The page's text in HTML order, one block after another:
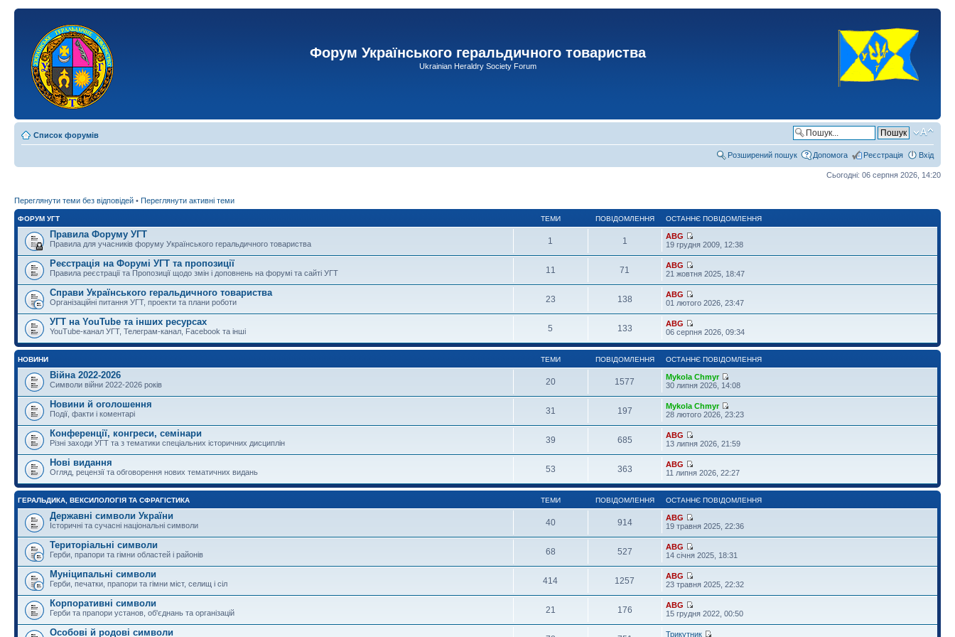
Форум Українського геральдичного товариства
Ukrainian Heraldry Society Forum
Список форумів
Розширений пошук Допомога Реєстрація Вхід
Сьогодні: 06 серпня 2026, 14:20
Переглянути теми без відповідей • Переглянути активні теми
ФОРУМ УГТ ТЕМИ ПОВІДОМЛЕННЯ ОСТАННЄ ПОВІДОМЛЕННЯ
Правила Форуму УГТ
Правила для учасників форуму Українського геральдичного товариства 1 1
ABG
19 грудня 2009, 12:38
Реєстрація на Форумі УГТ та пропозиції
Правила реєстрації та Пропозиції щодо змін і доповнень на форумі та сайті УГТ 11 71
ABG
21 жовтня 2025, 18:47
Справи Українського геральдичного товариства
Організаційні питання УГТ, проекти та плани роботи 23 138
ABG
01 лютого 2026, 23:47
УГТ на YouTube та інших ресурсах
YouTube-канал УГТ, Телеграм-канал, Facebook та інші 5 133
ABG
06 серпня 2026, 09:34
НОВИНИ ТЕМИ ПОВІДОМЛЕННЯ ОСТАННЄ ПОВІДОМЛЕННЯ
Війна 2022-2026
Символи війни 2022-2026 років 20 1577
Mykola Chmyr
30 липня 2026, 14:08
Новини й оголошення
Події, факти і коментарі 31 197
Mykola Chmyr
28 лютого 2026, 23:23
Конференції, конгреси, семінари
Різні заходи УГТ та з тематики спеціальних історичних дисциплін 39 685
ABG
13 липня 2026, 21:59
Нові видання
Огляд, рецензії та обговорення нових тематичних видань 53 363
ABG
11 липня 2026, 22:27
ГЕРАЛЬДИКА, ВЕКСИЛОЛОГІЯ ТА СФРАГІСТИКА ТЕМИ ПОВІДОМЛЕННЯ ОСТАННЄ ПОВІДОМЛЕННЯ
Державні символи України
Історичні та сучасні національні символи 40 914
ABG
19 травня 2025, 22:36
Територіальні символи
Герби, прапори та гімни областей і районів 68 527
ABG
14 січня 2025, 18:31
Муніципальні символи
Герби, печатки, прапори та гімни міст, селищ і сіл 414 1257
ABG
23 травня 2025, 22:32
Корпоративні символи
Герби та прапори установ, об'єднань та організацій 21 176
ABG
15 грудня 2022, 00:50
Особові й родові символи Трикутник